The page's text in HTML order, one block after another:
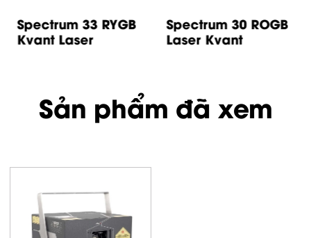
Spectrum 33 RYGB
Kvant Laser
Spectrum 30 ROGB
Laser Kvant
Sản phẩm đã xem